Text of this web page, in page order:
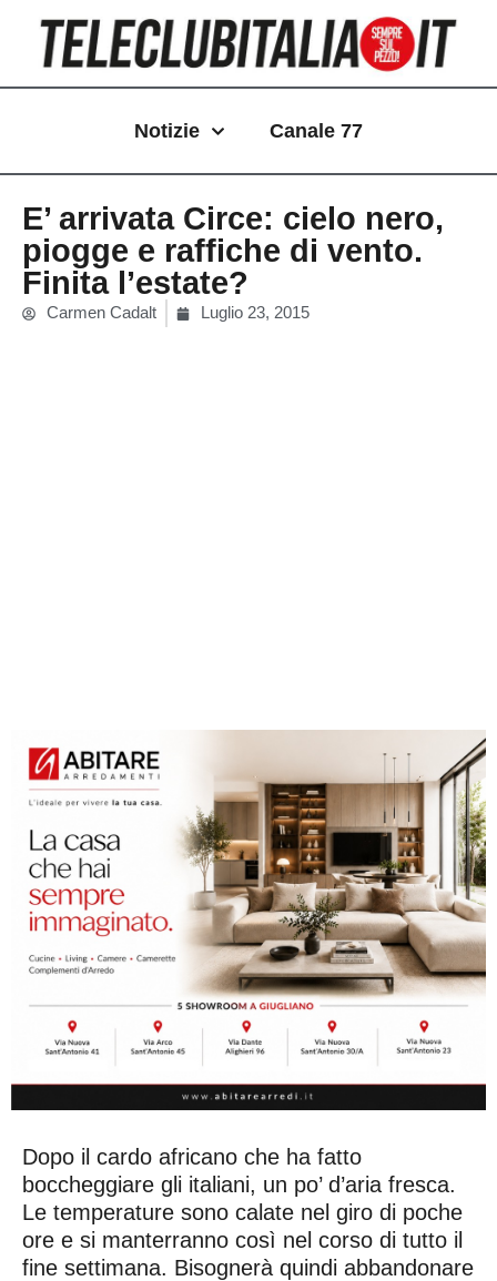
contenuto
Notizie Canale 77
E’ arrivata Circe: cielo nero,
piogge e raffiche di vento.
Finita l’estate?
Carmen Cadalt Luglio 23, 2015
Dopo il cardo africano che ha fatto
boccheggiare gli italiani, un po’ d’aria fresca.
Le temperature sono calate nel giro di poche
ore e si manterranno così nel corso di tutto il
fine settimana. Bisognerà quindi abbandonare